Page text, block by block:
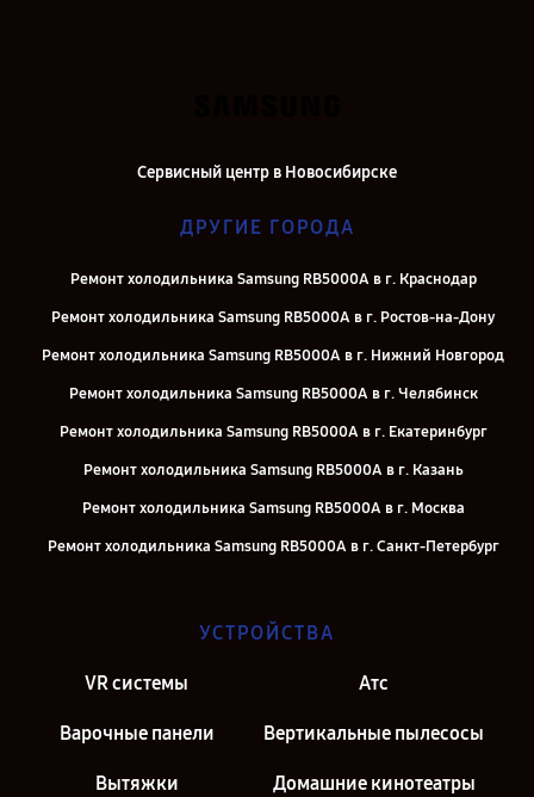
Сервисный центр в Новосибирске
ДРУГИЕ ГОРОДА
Ремонт холодильника Samsung RB5000A в г. Краснодар
Ремонт холодильника Samsung RB5000A в г. Ростов-на-Дону
Ремонт холодильника Samsung RB5000A в г. Нижний Новгород
Ремонт холодильника Samsung RB5000A в г. Челябинск
Ремонт холодильника Samsung RB5000A в г. Екатеринбург
Ремонт холодильника Samsung RB5000A в г. Казань
Ремонт холодильника Samsung RB5000A в г. Москва
Ремонт холодильника Samsung RB5000A в г. Санкт-Петербург
УСТРОЙСТВА
VR системы Атс
Варочные панели Вертикальные пылесосы
Вытяжки Домашние кинотеатры